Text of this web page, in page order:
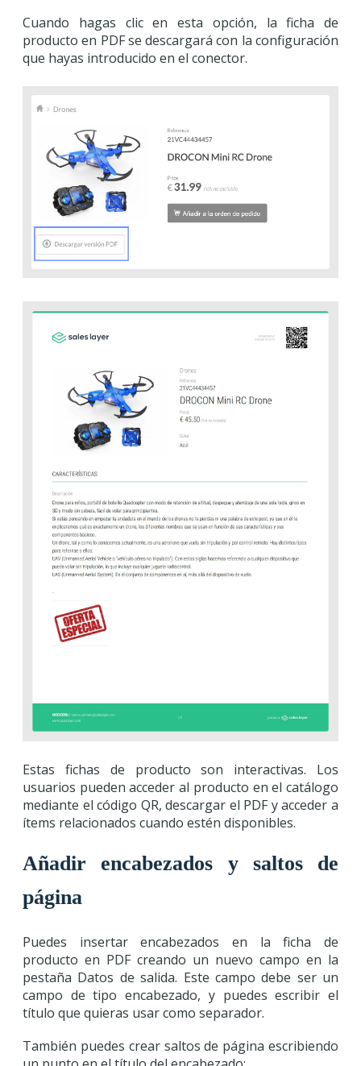
Cuando hagas clic en esta opción, la ficha de
producto en PDF se descargará con la configuración
que hayas introducido en el conector.
Estas fichas de producto son interactivas. Los
usuarios pueden acceder al producto en el catálogo
mediante el código QR, descargar el PDF y acceder a
ítems relacionados cuando estén disponibles.
Añadir encabezados y saltos de
página
Puedes insertar encabezados en la ficha de
producto en PDF creando un nuevo campo en la
pestaña Datos de salida. Este campo debe ser un
campo de tipo encabezado, y puedes escribir el
título que quieras usar como separador.
También puedes crear saltos de página escribiendo